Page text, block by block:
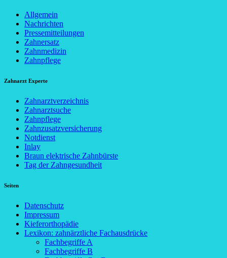
Allgemein
Nachrichten
Pressemitteilungen
Zahnersatz
Zahnmedizin
Zahnpflege
Zahnarzt Experte
Zahnarztverzeichnis
Zahnarztsuche
Zahnpflege
Zahnzusatzversicherung
Notdienst
Inlay
Braun elektrische Zahnbürste
Tag der Zahngesundheit
Seiten
Datenschutz
Impressum
Kieferorthopädie
Lexikon: zahnärztliche Fachausdrücke
Fachbegriffe A
Fachbegriffe B